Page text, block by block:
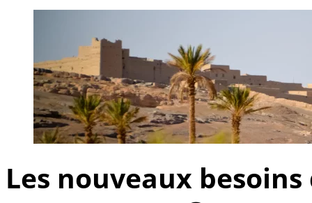
Les nouveaux